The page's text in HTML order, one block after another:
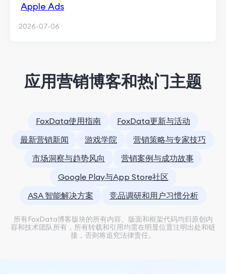
Apple Ads
2026-07-06
应用营销博客和热门主题
FoxData使用指南
FoxData更新与活动
最新营销新闻
游戏学院
营销策略与专家技巧
市场洞察与趋势风向
营销案例与成功故事
Google Play与App Store社区
ASA 智能解决方案
竞品调研和用户习惯分析
所有FoxData博客版块的所有内容、版面和框架代码均归原创内
容和技术团队所有，所有转载和引用均需在明显位置注明出处和链
接，否则将追究法律责任。